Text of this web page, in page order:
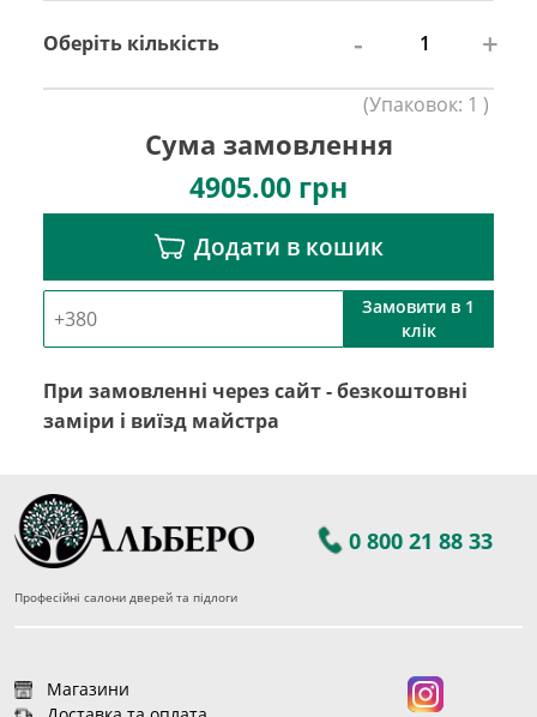
Оберіть кількість - +
(Упаковок: 1 )
Сума замовлення
4905.00 грн
Додати в кошик
Замовити в 1
клік
При замовленні через сайт - безкоштовні
заміри і виїзд майстра
0 800 21 88 33
Професійні салони дверей та підлоги
Магазини